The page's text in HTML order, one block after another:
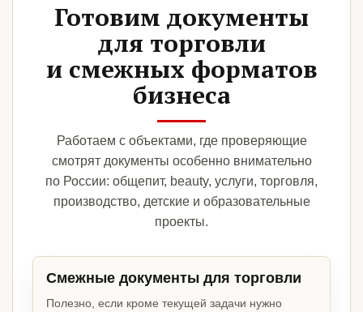
Готовим документы
для торговли
и смежных форматов
бизнеса
Работаем с объектами, где проверяющие
смотрят документы особенно внимательно
по России: общепит, beauty, услуги, торговля,
производство, детские и образовательные
проекты.
Смежные документы для торговли
Полезно, если кроме текущей задачи нужно